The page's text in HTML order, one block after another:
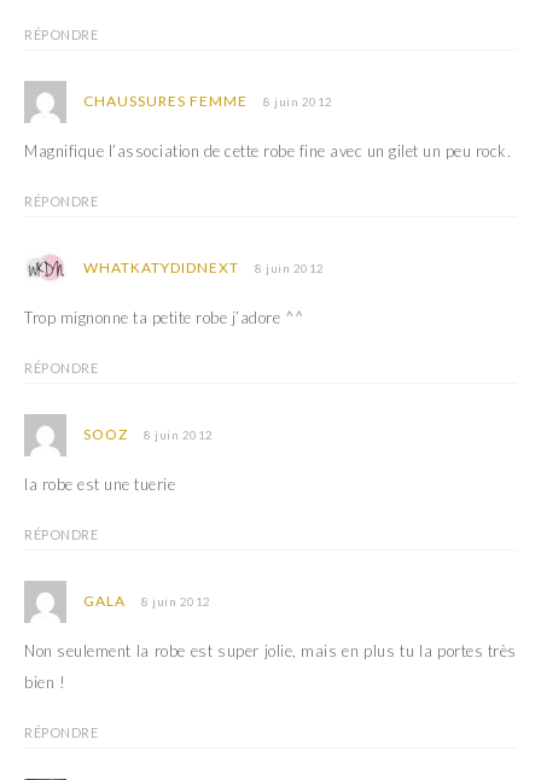
RÉPONDRE
CHAUSSURES FEMME 8 juin 2012
Magnifique l’association de cette robe fine avec un gilet un peu rock.
RÉPONDRE
WHATKATYDIDNEXT 8 juin 2012
Trop mignonne ta petite robe j’adore ^^
RÉPONDRE
SOOZ 8 juin 2012
la robe est une tuerie
RÉPONDRE
GALA 8 juin 2012
Non seulement la robe est super jolie, mais en plus tu la portes très
bien !
RÉPONDRE